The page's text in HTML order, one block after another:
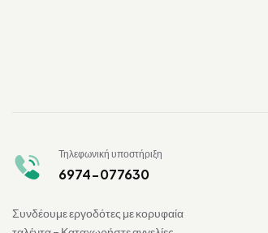
Τηλεφωνική υποστήριξη
6974-077630
Συνδέουμε εργοδότες με κορυφαία